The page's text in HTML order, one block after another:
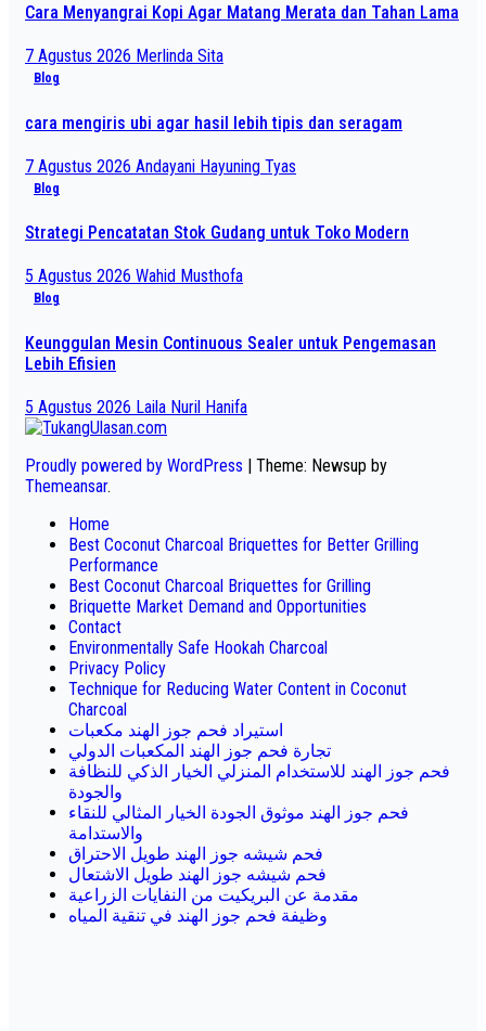
Cara Menyangrai Kopi Agar Matang Merata dan Tahan Lama
7 Agustus 2026 Merlinda Sita
Blog
cara mengiris ubi agar hasil lebih tipis dan seragam
7 Agustus 2026 Andayani Hayuning Tyas
Blog
Strategi Pencatatan Stok Gudang untuk Toko Modern
5 Agustus 2026 Wahid Musthofa
Blog
Keunggulan Mesin Continuous Sealer untuk Pengemasan
Lebih Efisien
5 Agustus 2026 Laila Nuril Hanifa
Proudly powered by WordPress | Theme: Newsup by
Themeansar.
Home
Best Coconut Charcoal Briquettes for Better Grilling
Performance
Best Coconut Charcoal Briquettes for Grilling
Briquette Market Demand and Opportunities
Contact
Environmentally Safe Hookah Charcoal
Privacy Policy
Technique for Reducing Water Content in Coconut
Charcoal
استيراد فحم جوز الهند مكعبات
تجارة فحم جوز الهند المكعبات الدولي
فحم جوز الهند للاستخدام المنزلي الخيار الذكي للنظافة
والجودة
فحم جوز الهند موثوق الجودة الخيار المثالي للنقاء
والاستدامة
فحم شيشه جوز الهند طويل الاحتراق
فحم شيشه جوز الهند طويل الاشتعال
مقدمة عن البريكيت من النفايات الزراعية
وظيفة فحم جوز الهند في تنقية المياه